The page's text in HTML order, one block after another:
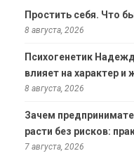
Простить себя. Что
8 августа, 2026
Психогенетик
влияет на характер
8 августа, 2026
Зачем
расти без рисков:
7 августа, 2026